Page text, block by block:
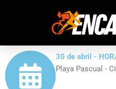
30 de abril -
Playa Pascual -